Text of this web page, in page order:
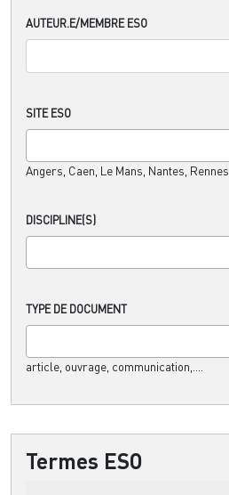
AUTEUR.E/MEMBRE ESO
SITE ESO
Angers, Caen, Le Mans, Nantes, Rennes
DISCIPLINE(S)
TYPE DE DOCUMENT
article, ouvrage, communication,....
Termes ESO